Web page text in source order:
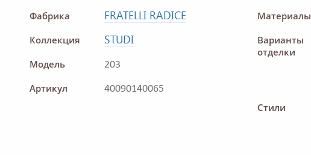
Фабрика FRATELLI RADICE
Коллекция STUDI
Модель 203
Артикул 40090140065
Материалы
Варианты
отделки
Стили